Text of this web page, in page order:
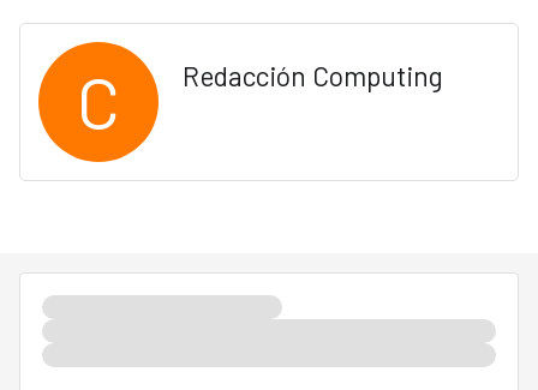
C Redacción Computing